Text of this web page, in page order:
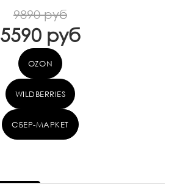
9890 руб
5590 руб
OZON
WILDBERRIES
СБЕР-МАРКЕТ